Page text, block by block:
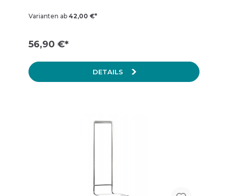
Er verfügt über einen langen Armhebel und
Varianten ab 42,00 €*
56,90 €*
DETAILS